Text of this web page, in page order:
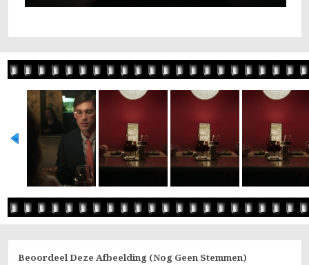
Beoordeel Deze Afbeelding (Nog Geen Stemmen)